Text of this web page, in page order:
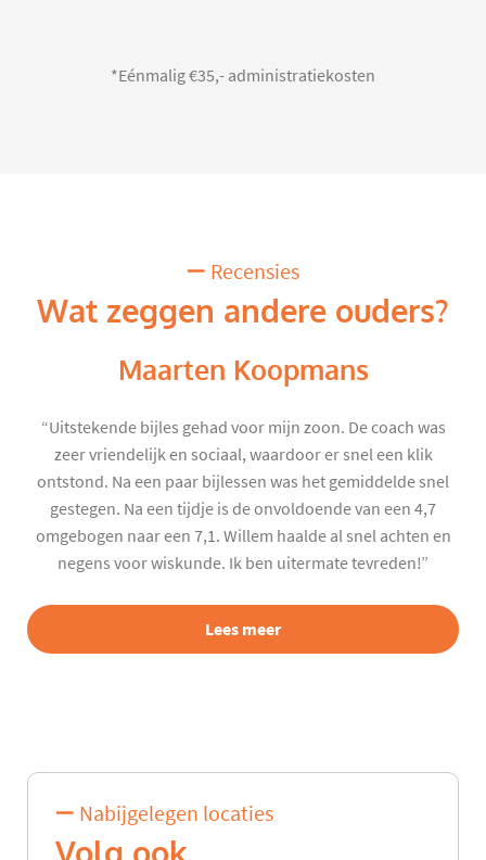
*Eénmalig €35,- administratiekosten
Recensies
Wat zeggen andere ouders?
Maarten Koopmans
“Uitstekende bijles gehad voor mijn zoon. De coach was
zeer vriendelijk en sociaal, waardoor er snel een klik
ontstond. Na een paar bijlessen was het gemiddelde snel
gestegen. Na een tijdje is de onvoldoende van een 4,7
omgebogen naar een 7,1. Willem haalde al snel achten en
negens voor wiskunde. Ik ben uitermate tevreden!”
Lees meer
Nabijgelegen locaties